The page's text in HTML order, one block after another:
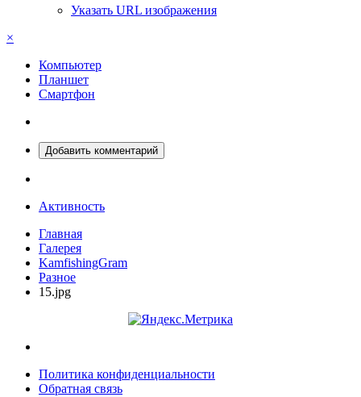
Указать URL изображения
×
Компьютер
Планшет
Смартфон
Добавить комментарий
Активность
Главная
Галерея
KamfishingGram
Разное
15.jpg
Политика конфиденциальности
Обратная связь